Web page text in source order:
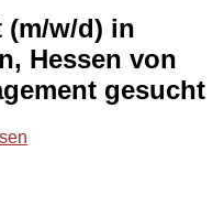
(m/w/d) in
Hessen von
gesucht